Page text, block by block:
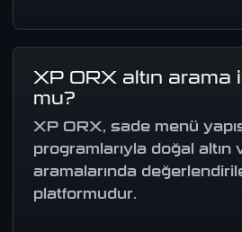
XP ORX altın arama
mu?
XP ORX, sade menü
programlarıyla doğal
aramalarında
platformudur.